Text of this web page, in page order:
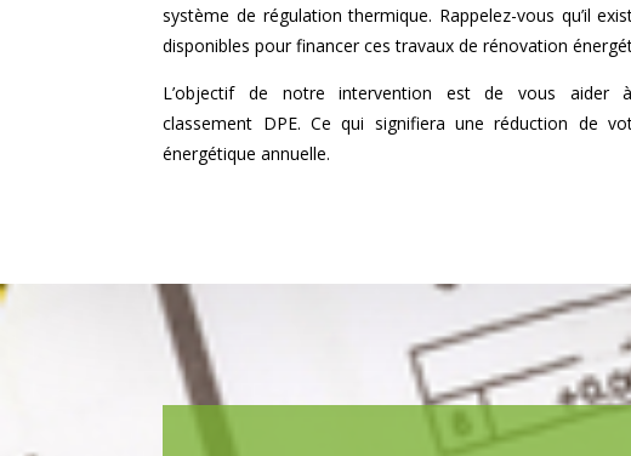
système de régulation thermique. Rappelez-vous qu’il
disponibles pour financer ces travaux de rénovation
L’objectif de notre intervention est de vous aider
classement DPE. Ce qui signifiera une réduction de
énergétique annuelle.